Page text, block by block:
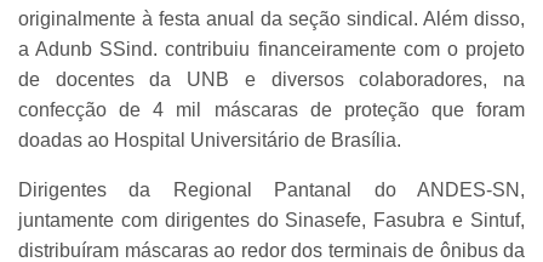
originalmente à festa anual da seção sindical. Além disso,
a Adunb SSind. contribuiu financeiramente com o projeto
de docentes da UNB e diversos colaboradores, na
confecção de 4 mil máscaras de proteção que foram
doadas ao Hospital Universitário de Brasília.
Dirigentes da Regional Pantanal do ANDES-SN,
juntamente com dirigentes do Sinasefe, Fasubra e Sintuf,
distribuíram máscaras ao redor dos terminais de ônibus da